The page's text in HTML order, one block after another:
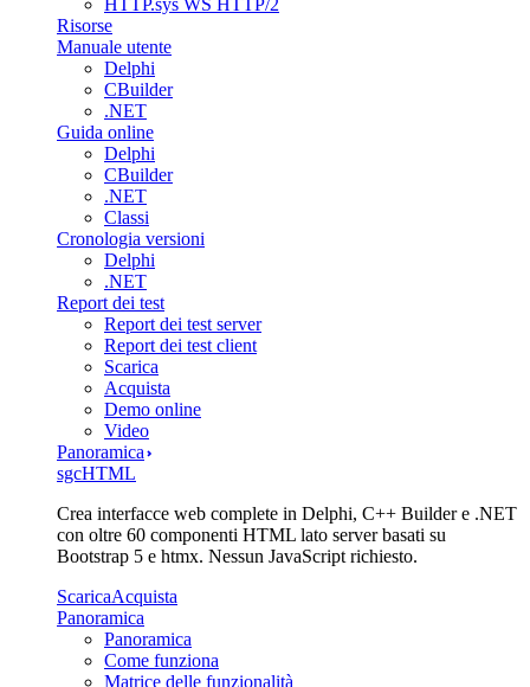
HTTP.sys WS HTTP/2
Risorse
Manuale utente
Delphi
CBuilder
.NET
Guida online
Delphi
CBuilder
.NET
Classi
Cronologia versioni
Delphi
.NET
Report dei test
Report dei test server
Report dei test client
Scarica
Acquista
Demo online
Video
Panoramica
sgcHTML
Crea interfacce web complete in Delphi, C++ Builder e .NET
con oltre 60 componenti HTML lato server basati su
Bootstrap 5 e htmx. Nessun JavaScript richiesto.
ScaricaAcquista
Panoramica
Panoramica
Come funziona
Matrice delle funzionalità